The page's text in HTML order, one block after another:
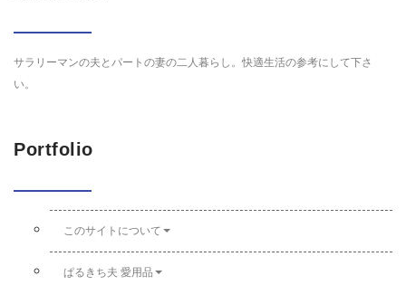
サラリーマンの夫とパートの妻の二人暮らし。快適生活の参考にして下さ
い。
Portfolio
このサイトについて
ぱるきち夫 愛用品